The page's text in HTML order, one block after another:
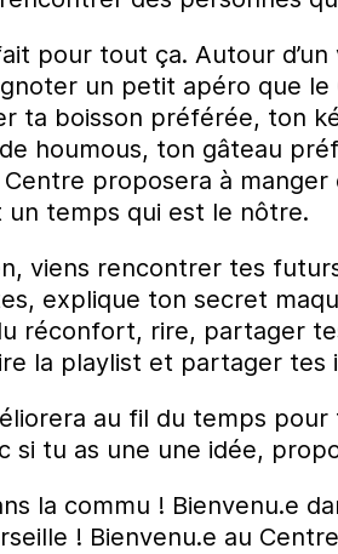
pour tout ça. Autour
un petit apéro que
ta boisson préférée, ton
houmous, ton gâteau
Centre proposera à
un temps qui est le nôtre.
viens rencontrer tes
explique ton secret
réconfort, rire, partager
la playlist et partager tes
au fil du temps
si tu as une une idée,
la commu ! Bienvenu.e
! Bienvenu.e au